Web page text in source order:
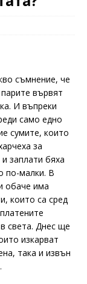
съмнение, че
вървят
И въпреки
само едно
сумите, които
за
заплати бяха
по-малки. В
обаче има
които са сред
света. Днес ще
изкарват
така и извън